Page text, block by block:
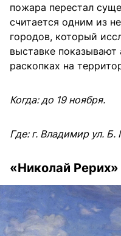
пожара перестал
считается одним из
городов, который
выставке
раскопках на
Когда: до 19 ноября.
Где: г. Владимир ул.
«Николай Рерих»